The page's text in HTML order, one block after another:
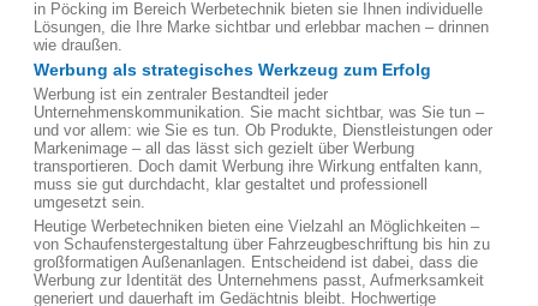
in Pöcking im Bereich Werbetechnik bieten sie Ihnen individuelle
Lösungen, die Ihre Marke sichtbar und erlebbar machen – drinnen
wie draußen.
Werbung als strategisches Werkzeug zum Erfolg
Werbung ist ein zentraler Bestandteil jeder
Unternehmenskommunikation. Sie macht sichtbar, was Sie tun –
und vor allem: wie Sie es tun. Ob Produkte, Dienstleistungen oder
Markenimage – all das lässt sich gezielt über Werbung
transportieren. Doch damit Werbung ihre Wirkung entfalten kann,
muss sie gut durchdacht, klar gestaltet und professionell
umgesetzt sein.
Heutige Werbetechniken bieten eine Vielzahl an Möglichkeiten –
von Schaufenstergestaltung über Fahrzeugbeschriftung bis hin zu
großformatigen Außenanlagen. Entscheidend ist dabei, dass die
Werbung zur Identität des Unternehmens passt, Aufmerksamkeit
generiert und dauerhaft im Gedächtnis bleibt. Hochwertige